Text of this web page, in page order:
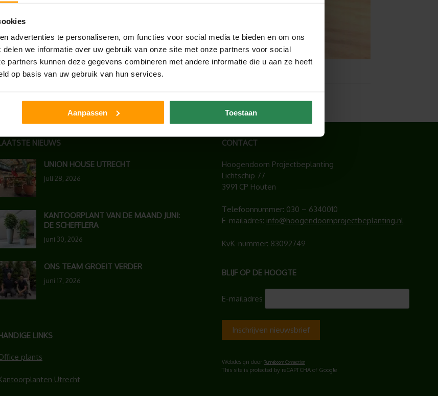
advertenties te personaliseren, om functies voor social media te bieden en om ons
we informatie over uw gebruik van onze site met onze partners voor social
partners kunnen deze gegevens combineren met andere informatie die u aan ze heeft
op basis van uw gebruik van hun services.
Aanpassen Toestaan
NIEUWS
UNION HOUSE UTRECHT
juli 28, 2026
KANTOORPLANT VAN DE MAAND JUNI:
DE SCHEFFLERA
juni 30, 2026
ONS TEAM GROEIT VERDER
juni 17, 2026
LINKS
plants
Utrecht
CONTACT
Hoogendoorn Projectbeplanting
Lichtschip 77
3991 CP Houten
Telefoonnummer: 030 – 6340010
E-mailadres: info@hoogendoornprojectbeplanting.nl
KvK-nummer: 83092749
BLIJF OP DE HOOGTE
E-mailadres
Webdesign door Runneboom Connection
This site is protected by reCAPTCHA of Google